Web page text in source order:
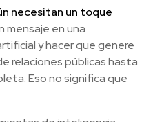
necesitan un toque
mensaje en una
y hacer que genere
relaciones públicas hasta
Eso no significa que